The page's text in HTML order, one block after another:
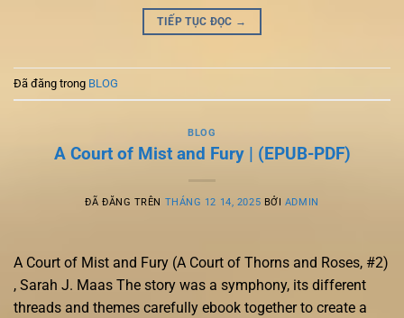
TIẾP TỤC ĐỌC →
Đã đăng trong BLOG
BLOG
A Court of Mist and Fury | (EPUB-PDF)
ĐÃ ĐĂNG TRÊN THÁNG 12 14, 2025 BỞI ADMIN
A Court of Mist and Fury (A Court of Thorns and Roses, #2)
, Sarah J. Maas The story was a symphony, its different
threads and themes carefully ebook together to create a